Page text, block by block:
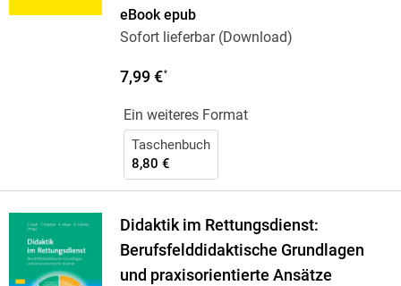
eBook epub
Sofort lieferbar (Download)
7,99 €*
Ein weiteres Format
Taschenbuch
8,80 €
Didaktik im Rettungsdienst:
Berufsfelddidaktische Grundlagen
und praxisorientierte Ansätze